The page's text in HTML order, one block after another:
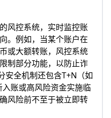
风控系统，实时监控账
。例如，当某个账户在
或大额转账，风控系统
制部分功能，以防止诈
安全机制还包含T+N（如
账或高风险资金实施临
风险前不至于被立即转